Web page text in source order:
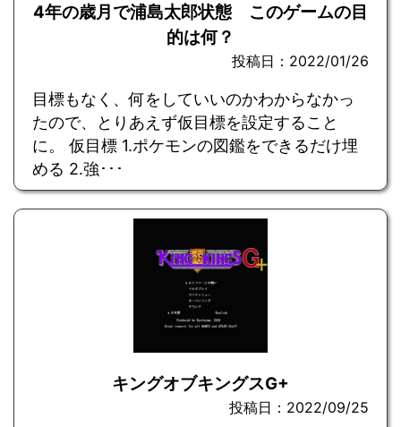
4年の歳月で浦島太郎状態 このゲームの目
的は何？
投稿日：2022/01/26
目標もなく、何をしていいのかわからなかっ
たので、とりあえず仮目標を設定すること
に。 仮目標 1.ポケモンの図鑑をできるだけ埋
める 2.強･･･
キングオブキングスG+
投稿日：2022/09/25